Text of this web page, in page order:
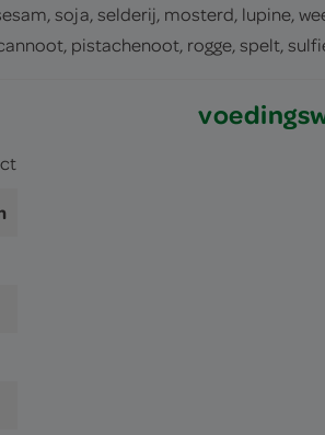
soja, selderij, mosterd, lupine,
pistachenoot, rogge, spelt,